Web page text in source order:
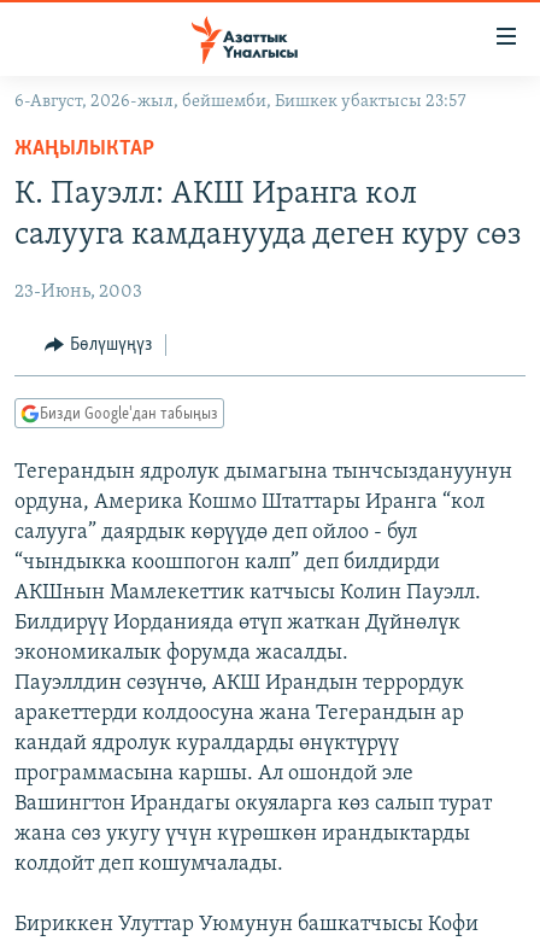
Навигацияга
өтүңүз
Издөөгө
салыңызКЫРГЫЗСТАН
ЭКОНОМИКА
МАДАНИЯТ
БОРБОР АЗИЯ
УКРАИНА
АТАЙЫН ИЛИКТӨӨ
ТВ ПРОГРАММАЛАР
ЭКСПЕРТТЕР ТАЛДАЙТ
БИЗ ЖАНА ДҮЙНӨ
ДАНИСТЕ
ЭЖЕ-СИҢДИЛЕР
ЫҢГАЙСЫЗ СУРООЛОР
ӨЗГӨЧӨ ПИКИР
Русский
ОНЛАЙН ШЕРИНЕ
ЭЕ/АРнун бардык сайттары
6-Август, 2026-жыл, бейшемби, Бишкек убактысы 23:57
ЖАҢЫЛЫКТАР
К. Пауэлл: АКШ Иранга кол
салууга камданууда деген куру сөз
23-Июнь, 2003
Бөлүшүңүз
Бизди Google'дан табыңыз
Тегерандын ядролук дымагына тынчсыздануунун
ордуна, Америка Кошмо Штаттары Иранга “кол
салууга” даярдык көрүүдө деп ойлоо - бул
“чындыкка коошпогон калп” деп билдирди
АКШнын Мамлекеттик катчысы Колин Пауэлл.
Билдирүү Иорданияда өтүп жаткан Дүйнөлүк
экономикалык форумда жасалды.
Пауэллдин сөзүнчө, АКШ Ирандын террордук
аракеттерди колдоосуна жана Тегерандын ар
кандай ядролук куралдарды өнүктүрүү
программасына каршы. Ал ошондой эле
Вашингтон Ирандагы окуяларга көз салып турат
жана сөз укугу үчүн күрөшкөн ирандыктарды
колдойт деп кошумчалады.
Бириккен Улуттар Уюмунун башкатчысы Кофи